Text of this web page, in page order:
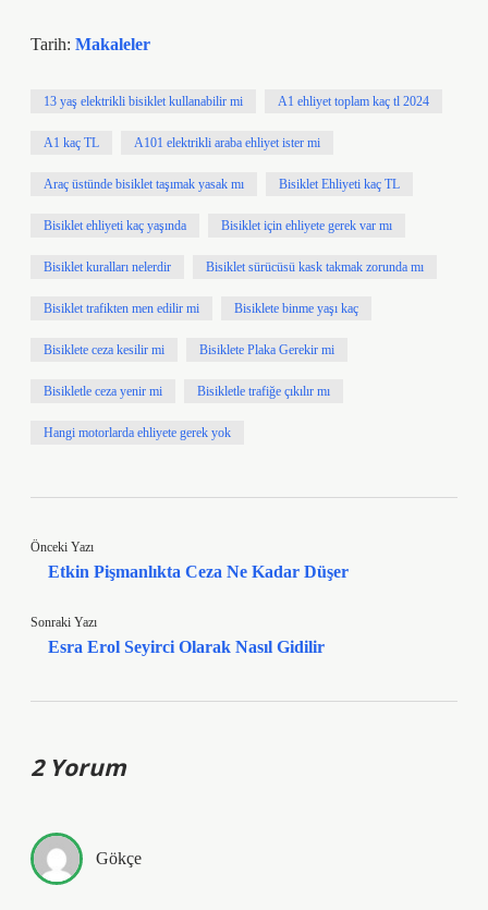
Tarih: Makaleler
13 yaş elektrikli bisiklet kullanabilir mi A1 ehliyet toplam kaç tl 2024
A1 kaç TL A101 elektrikli araba ehliyet ister mi
Araç üstünde bisiklet taşımak yasak mı Bisiklet Ehliyeti kaç TL
Bisiklet ehliyeti kaç yaşında Bisiklet için ehliyete gerek var mı
Bisiklet kuralları nelerdir Bisiklet sürücüsü kask takmak zorunda mı
Bisiklet trafikten men edilir mi Bisiklete binme yaşı kaç
Bisiklete ceza kesilir mi Bisiklete Plaka Gerekir mi
Bisikletle ceza yenir mi Bisikletle trafiğe çıkılır mı
Hangi motorlarda ehliyete gerek yok
Önceki Yazı
Etkin Pişmanlıkta Ceza Ne Kadar Düşer
Sonraki Yazı
Esra Erol Seyirci Olarak Nasıl Gidilir
2 Yorum
Gökçe